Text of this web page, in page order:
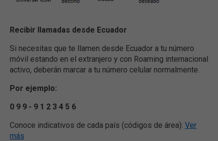
Recibir llamadas desde Ecuador
Si necesitas que te llamen desde Ecuador a tu número
móvil estando en el extranjero y con Roaming internacional
activo, deberán marcar a tu número celular normalmente.
Por ejemplo:
0 9 9 - 9 1 2 3 4 5 6
Conoce indicativos de cada país (códigos de área): Ver
más